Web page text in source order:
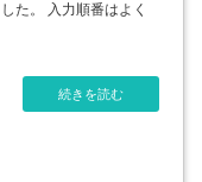
た。 入力順番はよく
続きを読む